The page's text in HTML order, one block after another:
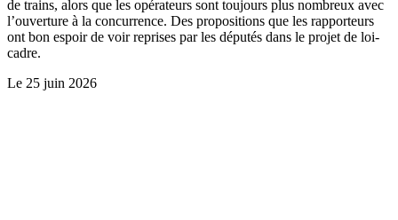
de trains, alors que les opérateurs sont toujours plus nombreux avec
l’ouverture à la concurrence. Des propositions que les rapporteurs
ont bon espoir de voir reprises par les députés dans le projet de loi-
cadre.
Le 25 juin 2026